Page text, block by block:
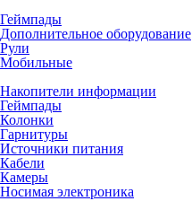
Геймпады
Дополнительное оборудование
Рули
Мобильные
Накопители информации
Геймпады
Колонки
Гарнитуры
Источники питания
Кабели
Камеры
Носимая электроника